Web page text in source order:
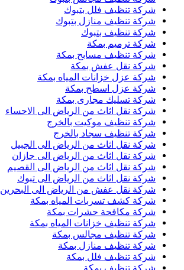
شركة تنظيف فلل بتبوك
شركة تنظيف منازل بتبوك
شركة تنظيف بتبوك
شركة ترميم بمكة
شركة تنظيف مسابح بمكة
شركة نقل عفش بمكة
شركة عزل خزانات المياه بمكة
شركة عزل اسطح بمكة
شركة تسليك مجارى بمكة
شركة نقل اثاث من الرياض الى الاحساء
شركة تنظيف موكيت بالخرج
شركة تنظيف سجاد بالخرج
شركة نقل اثاث من الرياض الى الجبيل
شركة نقل اثاث من الرياض الى جازان
شركة نقل اثاث من الرياض الى القصيم
شركة نقل اثاث من الرياض الى تبوك
شركة نقل عفش من الرياض الى البحرين
شركة كشف تسربات المياه بمكة
شركة مكافحة حشرات بمكة
شركة تنظيف خزانات المياه بمكة
شركة تنظيف مجالس بمكة
شركة تنظيف منازل بمكة
شركة تنظيف فلل بمكة